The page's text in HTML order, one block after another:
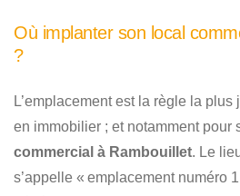
Où implanter son local
?
L’emplacement est la règle la
en immobilier ; et notamment pour
commercial à Rambouillet. Le
s’appelle « emplacement numéro